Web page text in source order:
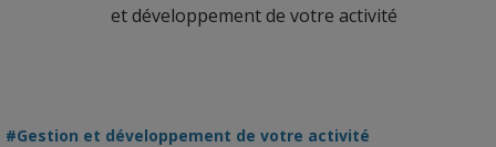
et développement de votre activité
Gestion et développement de votre activité